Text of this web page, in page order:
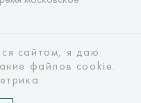
одежды Babybug
сайтом, я даю
файлов cookie.